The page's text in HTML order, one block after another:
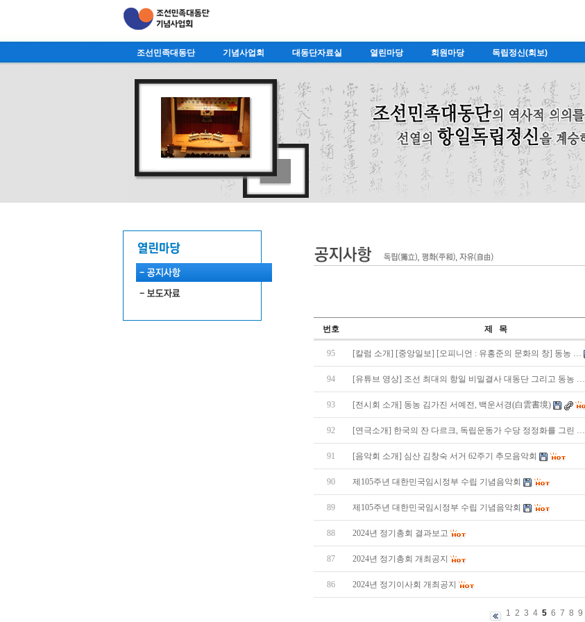
조선민족대동단 기념사업회 대동단자료실 열린마당 회원마당 독립정신(회보)
번호 제 목
95 [칼럼 소개] [중앙일보] [오피니언 : 유홍준의 문화의 창] 동농 …
94 [유튜브 영상] 조선 최대의 항일 비밀결사 대동단 그리고 동농 …
93 [전시회 소개] 동농 김가진 서예전, 백운서경(白雲書境)
92 [연극소개] 한국의 잔 다르크, 독립운동가 수당 정정화를 그린 …
91 [음악회 소개] 심산 김창숙 서거 62주기 추모음악회
90 제105주년 대한민국임시정부 수립 기념음악회
89 제105주년 대한민국임시정부 수립 기념음악회
88 2024년 정기총회 결과보고
87 2024년 정기총회 개최공지
86 2024년 정기이사회 개최공지
1 2 3 4 5 6 7 8 9